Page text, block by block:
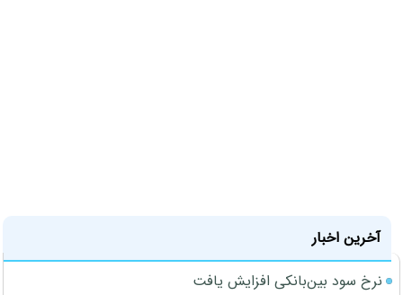
آخرین اخبار
نرخ سود بین‌بانکی افزایش یافت